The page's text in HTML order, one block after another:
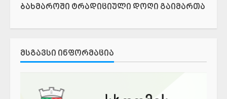
ბახმაროში ტრადიციული დოღი გაიმართა
ᲛᲡᲒᲐᲕᲡᲘ ᲘᲜᲤᲝᲠᲛᲐᲪᲘᲐ